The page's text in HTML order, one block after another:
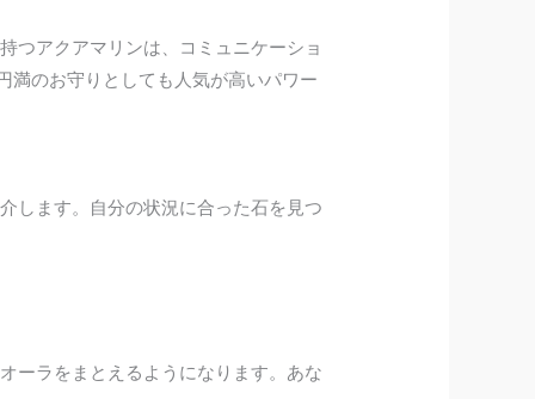
つアクアマリンは、コミュニケーショ
満のお守りとしても人気が高いパワー
します。自分の状況に合った石を見つ
ーラをまとえるようになります。あな